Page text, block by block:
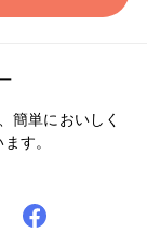
簡単においしく
す。